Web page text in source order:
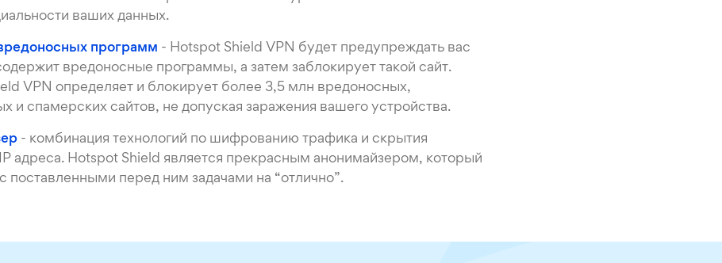
ваших данных.
программ - Hotspot Shield VPN будет предупреждать вас
вредоносные программы, а затем заблокирует такой сайт.
VPN определяет и блокирует более 3,5 млн вредоносных,
и спамерских сайтов, не допуская заражения вашего устройства.
- комбинация технологий по шифрованию трафика и скрытия
адреса. Hotspot Shield является прекрасным анонимайзером, который
поставленными перед ним задачами на “отлично”.